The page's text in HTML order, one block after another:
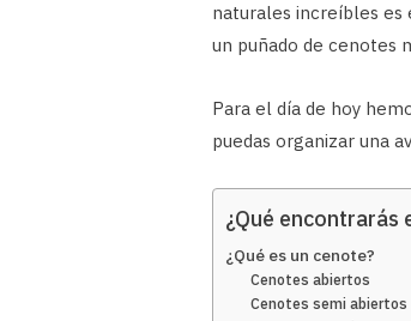
naturales increíbles es
un puñado de cenotes
Para el día de hoy
puedas organizar una
¿Qué encontrarás
¿Qué es un cenote?
Cenotes abiertos
Cenotes semi abiertos